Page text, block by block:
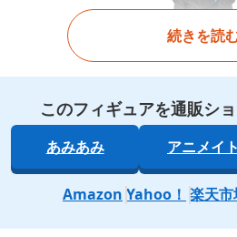
続きを読
このフィギュアを通販シ
あみあみ アニメイト
Amazon Yahoo！ 楽天